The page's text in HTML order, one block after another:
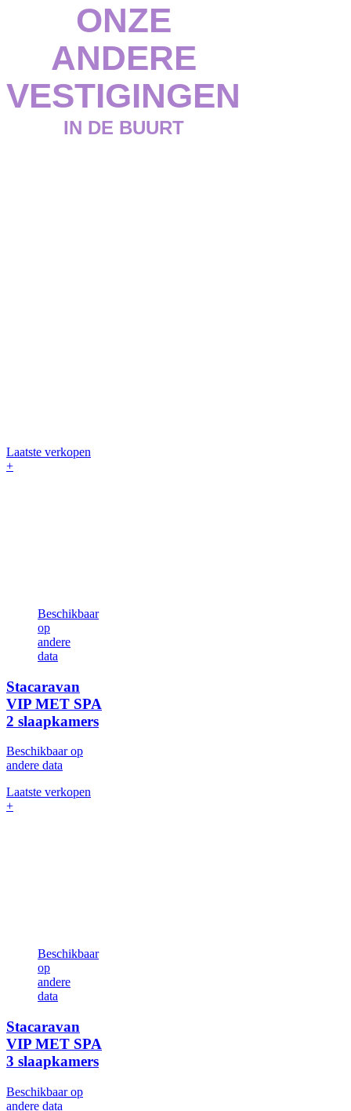
ONZE
ANDERE
VESTIGINGEN
IN DE BUURT
Laatste verkopen
+
Beschikbaar
op
andere
data
Stacaravan
VIP MET SPA
2 slaapkamers
Beschikbaar op
andere data
Laatste verkopen
+
Beschikbaar
op
andere
data
Stacaravan
VIP MET SPA
3 slaapkamers
Beschikbaar op
andere data